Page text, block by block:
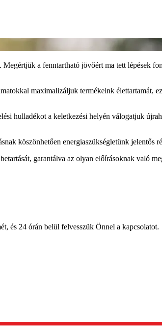
a fenntartható jövőért ma tett lépések
maximalizáljuk termékeink élettartamát,
hulladékot a keletkezési helyén válogatjuk
köszönhetően energiaszükségletünk jelentős
garantálva az olyan előírásoknak való
és 24 órán belül felvesszük Önnel a kapcsolatot.